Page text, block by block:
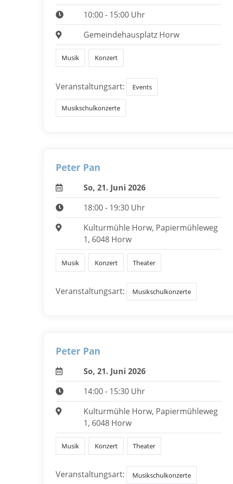
10:00 - 15:00 Uhr
Gemeindehausplatz Horw
Musik Konzert
Veranstaltungsart: Events
Musikschulkonzerte
Peter Pan
So, 21. Juni 2026
18:00 - 19:30 Uhr
Kulturmühle Horw, Papiermühleweg
1, 6048 Horw
Musik Konzert Theater
Veranstaltungsart: Musikschulkonzerte
Peter Pan
So, 21. Juni 2026
14:00 - 15:30 Uhr
Kulturmühle Horw, Papiermühleweg
1, 6048 Horw
Musik Konzert Theater
Veranstaltungsart: Musikschulkonzerte